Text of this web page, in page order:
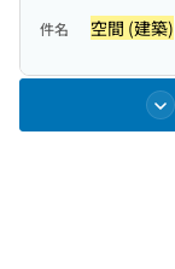
件名 空間 (建築)